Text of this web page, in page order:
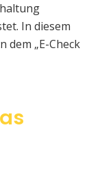
In diesem
dem „E-Check